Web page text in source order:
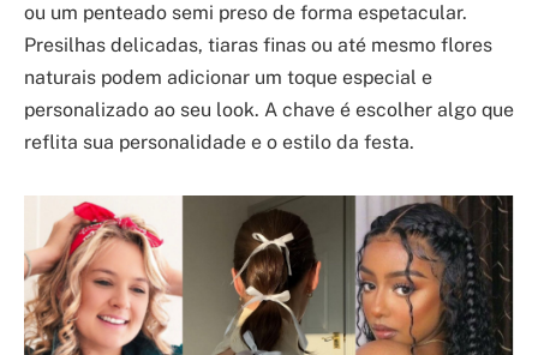
ou um penteado semi preso de forma espetacular.
Presilhas delicadas, tiaras finas ou até mesmo flores
naturais podem adicionar um toque especial e
personalizado ao seu look. A chave é escolher algo que
reflita sua personalidade e o estilo da festa.